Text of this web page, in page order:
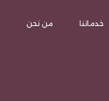
من نحن خدماتنا